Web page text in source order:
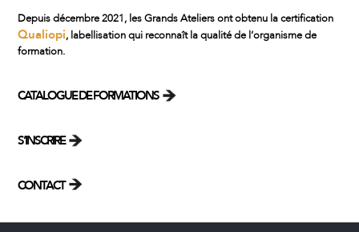
Depuis décembre 2021, les Grands Ateliers ont obtenu la certification
Qualiopi, labellisation qui reconnaît la qualité de l’organisme de
formation.
CATALOGUE DE FORMATIONS
S’INSCRIRE
CONTACT